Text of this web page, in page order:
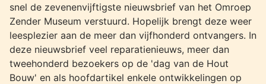
snel de zevenenvijftigste nieuwsbrief van het Omroep
Zender Museum verstuurd. Hopelijk brengt deze weer
leesplezier aan de meer dan vijfhonderd ontvangers. In
deze nieuwsbrief veel reparatienieuws, meer dan
tweehonderd bezoekers op de 'dag van de Hout
Bouw' en als hoofdartikel enkele ontwikkelingen op